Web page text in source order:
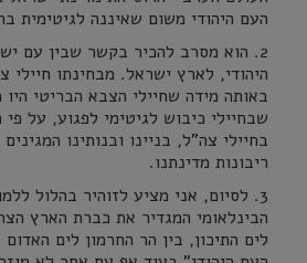
העם היהודי משום שאיננה לגיטימית
2. הוא מסרב להכיר בקשר שבין עם
היהודי, לארץ ישראל. מבחינתו חיילי
באותה מידה שחיילי הצבא הבריטי היו
שבחיילי כיבוש לגיטימי לפגוע, על
בחיילי צה"ל, בניינו ובנותינו
ריבונות מדינתנו.
3. לסיום, אני מציע לזוהיר בהלול
הבינלאומי המגדיר את כברת הארץ
לים התיכון, בין הר החרמון לים